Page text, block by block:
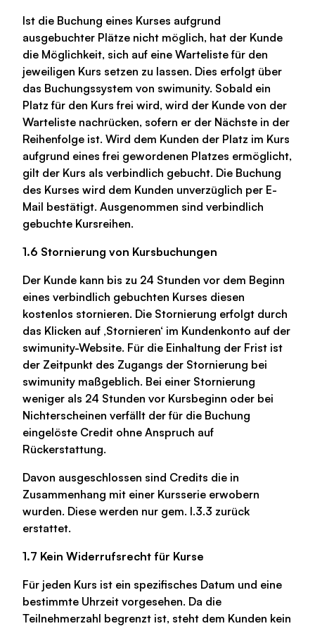
Ist die Buchung eines Kurses aufgrund
ausgebuchter Plätze nicht möglich, hat der Kunde
die Möglichkeit, sich auf eine Warteliste für den
jeweiligen Kurs setzen zu lassen. Dies erfolgt über
das Buchungssystem von swimunity. Sobald ein
Platz für den Kurs frei wird, wird der Kunde von der
Warteliste nachrücken, sofern er der Nächste in der
Reihenfolge ist. Wird dem Kunden der Platz im Kurs
aufgrund eines frei gewordenen Platzes ermöglicht,
gilt der Kurs als verbindlich gebucht. Die Buchung
des Kurses wird dem Kunden unverzüglich per E-
Mail bestätigt. Ausgenommen sind verbindlich
gebuchte Kursreihen.
1.6 Stornierung von Kursbuchungen
Der Kunde kann bis zu 24 Stunden vor dem Beginn
eines verbindlich gebuchten Kurses diesen
kostenlos stornieren. Die Stornierung erfolgt durch
das Klicken auf ‚Stornieren‘ im Kundenkonto auf der
swimunity-Website. Für die Einhaltung der Frist ist
der Zeitpunkt des Zugangs der Stornierung bei
swimunity maßgeblich. Bei einer Stornierung
weniger als 24 Stunden vor Kursbeginn oder bei
Nichterscheinen verfällt der für die Buchung
eingelöste Credit ohne Anspruch auf
Rückerstattung.
Davon ausgeschlossen sind Credits die in
Zusammenhang mit einer Kursserie erwobern
wurden. Diese werden nur gem. I.3.3 zurück
erstattet.
1.7 Kein Widerrufsrecht für Kurse
Für jeden Kurs ist ein spezifisches Datum und eine
bestimmte Uhrzeit vorgesehen. Da die
Teilnehmerzahl begrenzt ist, steht dem Kunden kein